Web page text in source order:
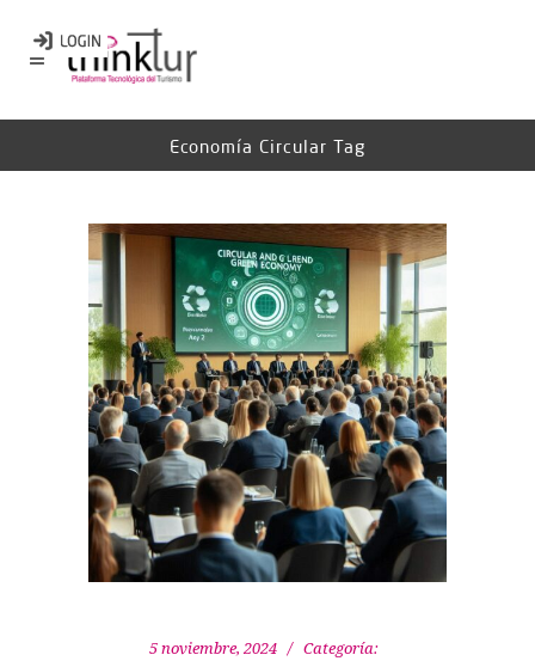
Economía Circular Tag
5 noviembre, 2024
Categoría: